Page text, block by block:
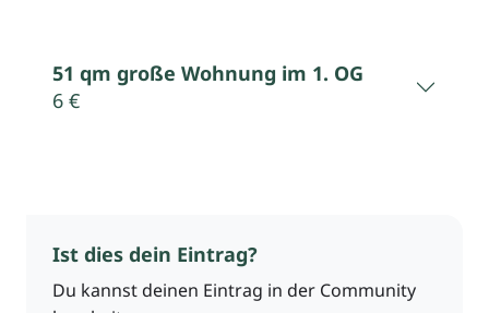
51 qm große Wohnung im 1. OG
6 €
Ist dies dein Eintrag?
Du kannst deinen Eintrag in der Community